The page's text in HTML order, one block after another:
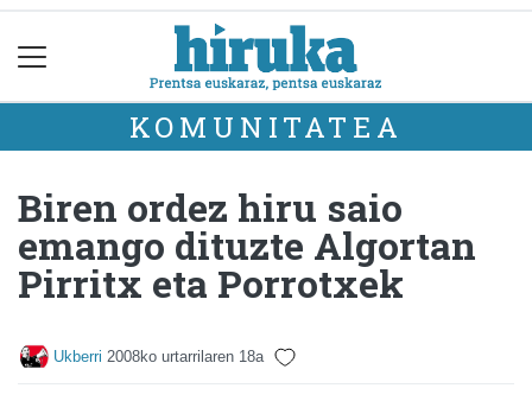
KOMUNITATEA
Biren ordez hiru saio
emango dituzte Algortan
Pirritx eta Porrotxek
Ukberri 2008ko urtarrilaren 18a